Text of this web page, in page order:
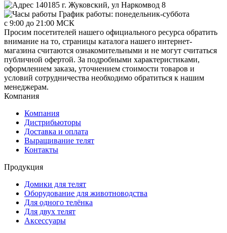
140185 г. Жуковский, ул Наркомвод 8
График работы: понедельник-суббота
с 9:00 до 21:00 МСК
Просим посетителей нашего официального ресурса обратить
внимание на то, страницы каталога нашего интернет-
магазина считаются ознакомительными и не могут считаться
публичной офертой. За подробными характеристиками,
оформлением заказа, уточнением стоимости товаров и
условий сотрудничества необходимо обратиться к нашим
менеджерам.
Компания
Компания
Дистрибьюторы
Доставка и оплата
Выращивание телят
Контакты
Продукция
Домики для телят
Оборудование для животноводства
Для одного телёнка
Для двух телят
Аксессуары